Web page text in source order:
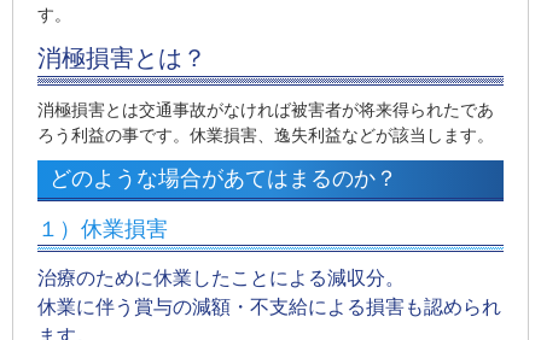
す。
消極損害とは？
消極損害とは交通事故がなければ被害者が将来得られたであ
ろう利益の事です。休業損害、逸失利益などが該当します。
どのような場合があてはまるのか？
１）休業損害
治療のために休業したことによる減収分。
休業に伴う賞与の減額・不支給による損害も認められ
ます。